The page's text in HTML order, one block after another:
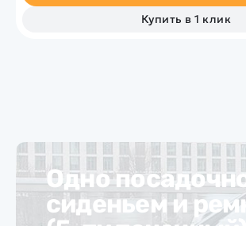
Купить в 1 клик
Одно
сиденьем и